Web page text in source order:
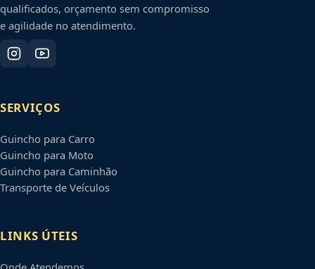
qualificados, orçamento sem compromisso
e agilidade no atendimento.
SERVIÇOS
Guincho para Carro
Guincho para Moto
Guincho para Caminhão
Transporte de Veículos
LINKS ÚTEIS